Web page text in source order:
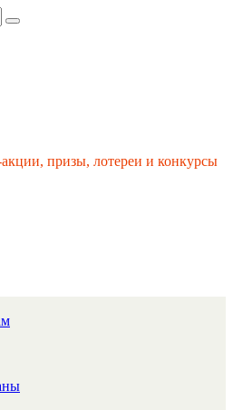
призы, лотереи и конкурсы